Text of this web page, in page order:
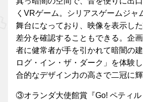
くVRゲーム。シリアスゲームジャ
舞台になっており、映像を表示し
差分を確認することもできる。企
者に健常者が手を引かれて暗闇の
ログ・イン・ザ・ダーク」を体験
合的なデザイン力の高さで二冠に輝
③オランダ大使館賞『Go! ペティ